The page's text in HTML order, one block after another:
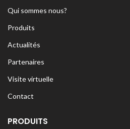
Qui sommes nous?
Produits
Actualités
Partenaires
Visite virtuelle
Contact
PRODUITS